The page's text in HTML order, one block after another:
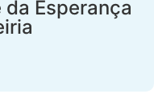
Esperança